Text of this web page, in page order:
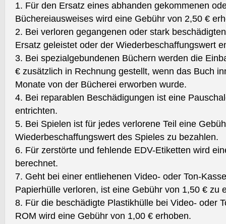
1. Für den Ersatz eines abhanden gekommenen
Büchereiausweises wird eine Gebühr von 2,50 €
2. Bei verloren gegangenen oder stark
Ersatz geleistet oder der Wiederbeschaffungswert
3. Bei spezialgebundenen Büchern werden die
€ zusätzlich in Rechnung gestellt, wenn das Buch
Monate von der Bücherei erworben wurde.
4. Bei reparablen Beschädigungen ist eine
entrichten.
5. Bei Spielen ist für jedes verlorene Teil eine
Wiederbeschaffungswert des Spieles zu bezahlen.
6. Für zerstörte und fehlende EDV-Etiketten wird
berechnet.
7. Geht bei einer entliehenen Video- oder Ton-
Papierhülle verloren, ist eine Gebühr von 1,50 € zu
8. Für die beschädigte Plastikhülle bei Video- oder
ROM wird eine Gebühr von 1,00 € erhoben.